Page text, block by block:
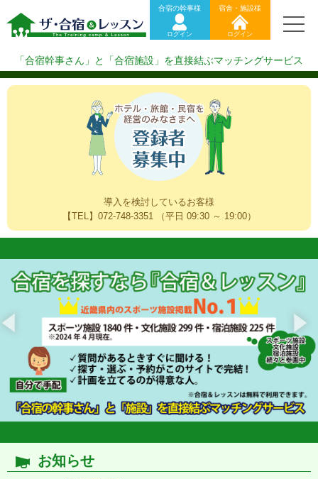
合宿の幹事様
ログイン
宿舎・施設様
ログイン
ログイン(合宿幹事様)
ログイン(宿舎・施設様)
合宿施設をお探しの方（新規登録）
合宿施設を掲載したい方（掲載希望）
ザ・合宿&レッスンのご利用方法
「合宿幹事さん」と「合宿施設」を直接結ぶマッチングサービス
導入を検討しているお客様
【TEL】072-748-3351 （平日 09:30 ～ 19:00）
お知らせ